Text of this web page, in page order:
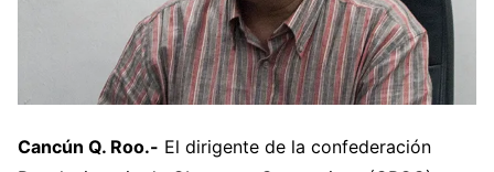
Cancún Q. Roo.- El dirigente de la confederación